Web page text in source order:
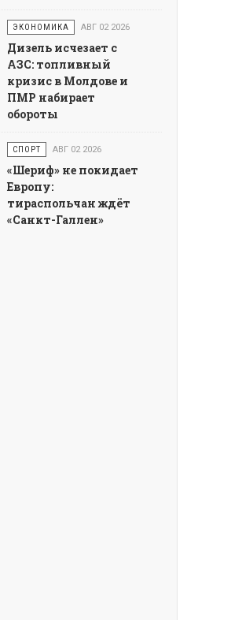
ЭКОНОМИКА АВГ 02 2026
Дизель исчезает с
АЗС: топливный
кризис в Молдове и
ПМР набирает
обороты
СПОРТ АВГ 02 2026
«Шериф» не покидает
Европу:
тираспольчан ждёт
«Санкт-Галлен»